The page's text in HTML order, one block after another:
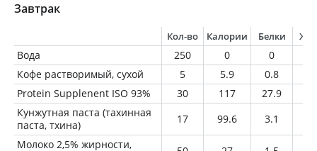
Завтрак
Кол-во Калории Белки
Вода 250 0 0
Кофе растворимый, сухой
5 5.9 0.8
Protein Supplenent ISO 93%
30 117 27.9
Кунжутная паста (тахинная
паста, тхина)
17 99.6 3.1
Молоко 2,5% жирности,